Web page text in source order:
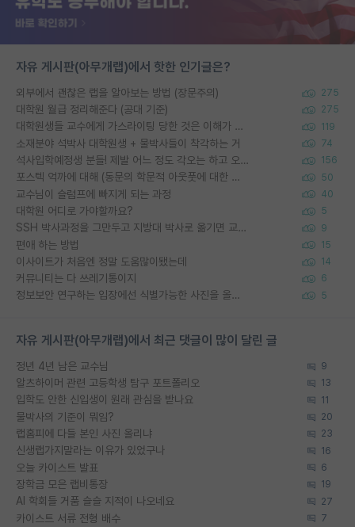
자유 게시판(아무개랩)에서 핫한 인기글은?
외부에서 괜찮은 랩을 알아보는 방법 (장문주의) 275
대학원 월급 정리해준다 (공대 기준) 275
대학원생들 교수에게 가스라이팅 당한 것은 이해가 갑니다. 안타깝네요. 119
소재분야 석박사 대학원생 + 물박사들이 착각하는 거 74
석사입학예정생 분들! 제발 어느 정도 각오는 하고 오세요. 156
포스텍 억까에 대해 (동문의 학문적 아웃풋에 대한 반박) 50
교수님이 슬럼프에 빠지게 되는 과정 40
대학원 어디로 가야할까요? 5
SSH 박사과정을 그만두고 지방대 박사로 옮기면 교수의 꿈은 끝일까요? 9
편애 하는 방법 15
이사이트가 처음엔 정말 도움많이됐는데 14
커뮤니티는 다 쓰레기통이지 6
정보보안 연구하는 입장에선 식별가능한 사진을 올리는건 비추이긴함 5
자유 게시판(아무개랩)에서 최근 댓글이 많이 달린 글
정년 4년 남은 교수님 9
알츠하이머 관련 고등학생 탐구 포트폴리오 13
입학도 안한 신입생이 원래 관심을 받나요 11
물박사의 기준이 뭐임? 20
랩홈피에 다들 본인 사진 올리냐 23
신생랩가지말라는 이유가 있었구나 16
오늘 카이스트 발표 6
장학금 모은 랩비통장 19
AI 학회들 거품 슬슬 지적이 나오네요 27
카이스트 서류 전형 배수 7